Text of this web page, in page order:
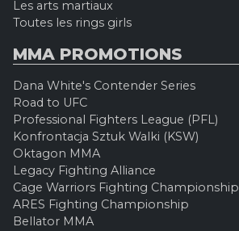
Les arts martiaux
Toutes les rings girls
MMA PROMOTIONS
Dana White's Contender Series
Road to UFC
Professional Fighters League (PFL)
Konfrontacja Sztuk Walki (KSW)
Oktagon MMA
Legacy Fighting Alliance
Cage Warriors Fighting Championship
ARES Fighting Championship
Bellator MMA